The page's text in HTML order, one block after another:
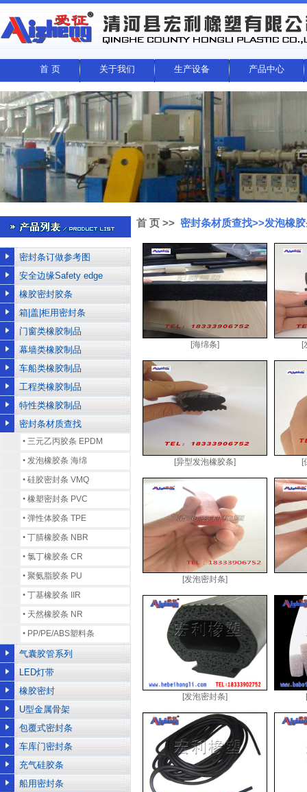
首 页 关于我们 生产设备 产品中心
密封条订做参考图
安全边缘Safety edge
橡胶密封胶条
箱|盖|柜用密封条
门窗类橡胶制品
幕墙类橡胶制品
车船类橡胶制品
工程类橡胶制品
特性类橡胶制品
密封条材质查找
• 三元乙丙胶条 EPDM
• 发泡橡胶条 海绵
• 硅胶密封条 VMQ
• 橡塑密封条 PVC
• 弹性体胶条 TPE
• 丁腈橡胶条 NBR
• 氯丁橡胶条 CR
• 聚氨脂胶条 PU
• 丁基橡胶条 IIR
• 天然橡胶条 NR
• PP/PE/ABS塑料条
气囊胶管系列
LED灯带
橡胶密封
U型金属骨架
包覆式密封条
车库门密封条
充气硅胶条
船用密封条
首 页 >> 密封条材质查找>>发泡橡
[海绵条] [
[异型发泡橡胶条] [
[发泡密封条]
[发泡密封条]